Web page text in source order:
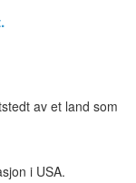
av et land som
i USA.